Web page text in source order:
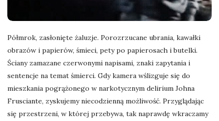
d
r
y
Półmrok, zasłonięte żaluzje. Porozrzucane ubrania, kawałki
obrazów i papierów, śmieci, pety po papierosach i butelki.
Ściany zamazane czerwonymi napisami, znaki zapytania i
sentencje na temat śmierci. Gdy kamera wślizguje się do
mieszkania pogrążonego w narkotycznym delirium Johna
Frusciante, zyskujemy niecodzienną możliwość. Przyglądając
się przestrzeni, w której przebywa, tak naprawdę wkraczamy